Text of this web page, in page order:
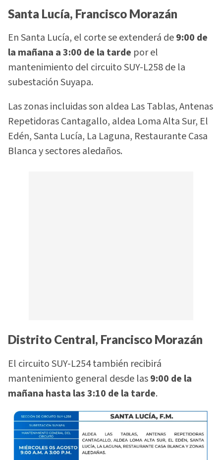
Santa Lucía, Francisco Morazán
En Santa Lucía, el corte se extenderá de9:00 de
la mañana a 3:00 de la tarde por el
mantenimiento del circuito SUY-L258 de la
subestación Suyapa.
Las zonas incluidas son aldea Las Tablas, Antenas
Repetidoras Cantagallo, aldea Loma Alta Sur, El
Edén, Santa Lucía, La Laguna, Restaurante Casa
Blanca y sectores aledaños.
Distrito Central, Francisco Morazán
El circuito SUY-L254 también recibirá
mantenimiento general desde las9:00 de la
mañana hasta las 3:10 de la tarde.